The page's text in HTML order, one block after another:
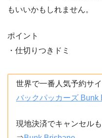
もいいかもしれません。
ポイント
・仕切りつきドミ
世界で一番人気予約サ
バックパッカーズ Bunk
現地決済でキャンセル